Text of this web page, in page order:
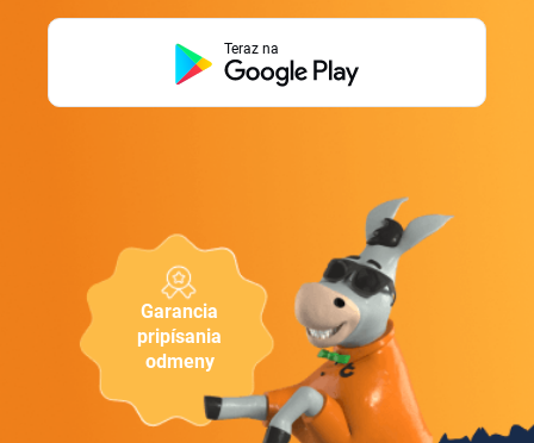
Garancia
pripísania
odmeny
Teraz na